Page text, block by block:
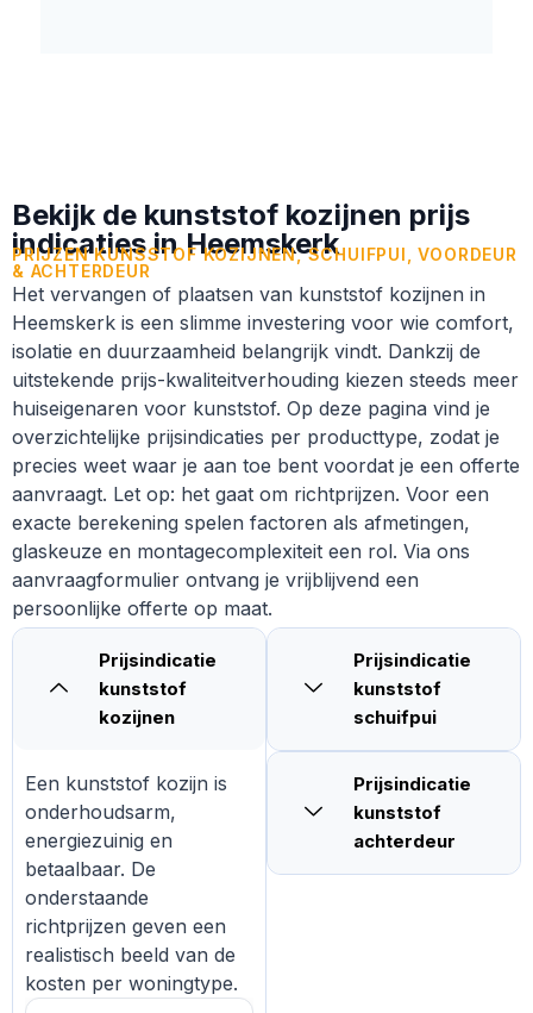
Bekijk de kunststof kozijnen prijs
indicaties in Heemskerk
PRIJZEN KUNSSTOF KOZIJNEN, SCHUIFPUI, VOORDEUR
& ACHTERDEUR
Het vervangen of plaatsen van kunststof kozijnen in
Heemskerk is een slimme investering voor wie comfort,
isolatie en duurzaamheid belangrijk vindt. Dankzij de
uitstekende prijs-kwaliteitverhouding kiezen steeds meer
huiseigenaren voor kunststof. Op deze pagina vind je
overzichtelijke prijsindicaties per producttype, zodat je
precies weet waar je aan toe bent voordat je een offerte
aanvraagt. Let op: het gaat om richtprijzen. Voor een
exacte berekening spelen factoren als afmetingen,
glaskeuze en montagecomplexiteit een rol. Via ons
aanvraagformulier ontvang je vrijblijvend een
persoonlijke offerte op maat.
Prijsindicatie
kunststof
kozijnen
Een kunststof kozijn is
onderhoudsarm,
energiezuinig en
betaalbaar. De
onderstaande
richtprijzen geven een
realistisch beeld van de
kosten per woningtype.
Prijsindicatie
kunststof
schuifpui
Prijsindicatie
kunststof
achterdeur